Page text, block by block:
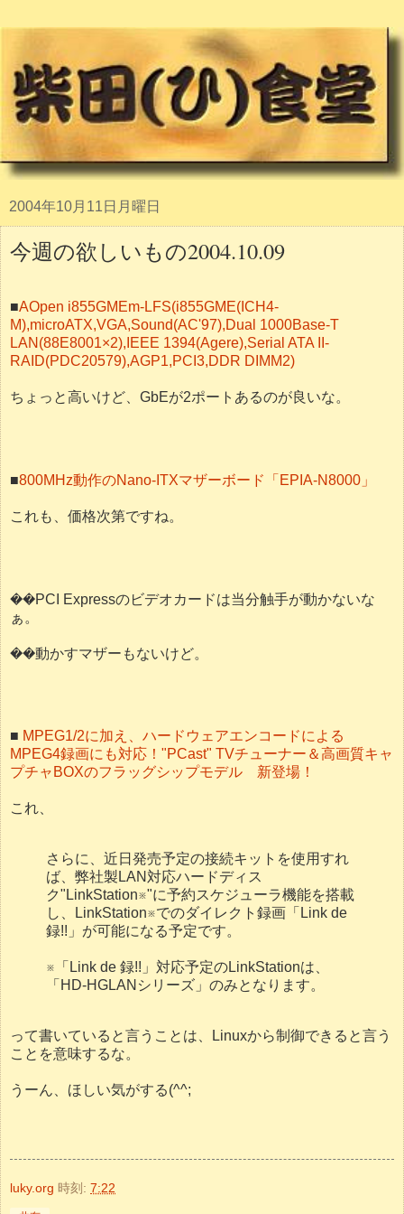
2004年10月11日月曜日
今週の欲しいもの2004.10.09
■AOpen i855GMEm-LFS(i855GME(ICH4-
M),microATX,VGA,Sound(AC'97),Dual 1000Base-T
LAN(88E8001×2),IEEE 1394(Agere),Serial ATA II-
RAID(PDC20579),AGP1,PCI3,DDR DIMM2)
ちょっと高いけど、GbEが2ポートあるのが良いな。
■800MHz動作のNano-ITXマザーボード「EPIA-N8000」
これも、価格次第ですね。
��PCI Expressのビデオカードは当分触手が動かないな
ぁ。
��動かすマザーもないけど。
■ MPEG1/2に加え、ハードウェアエンコードによる
MPEG4録画にも対応！"PCast" TVチューナー＆高画質キャ
プチャBOXのフラッグシップモデル 新登場！
これ、
さらに、近日発売予定の接続キットを使用すれ
ば、弊社製LAN対応ハードディス
ク"LinkStation※"に予約スケジューラ機能を搭載
し、LinkStation※でのダイレクト録画「Link de
録!!」が可能になる予定です。
※「Link de 録!!」対応予定のLinkStationは、
「HD-HGLANシリーズ」のみとなります。
って書いていると言うことは、Linuxから制御できると言う
ことを意味するな。
うーん、ほしい気がする(^^;
luky.org 時刻: 7:22